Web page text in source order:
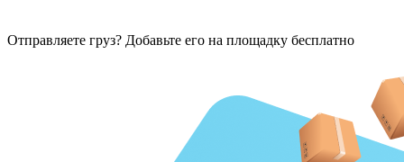
Отправляете груз? Добавьте его на площадку бесплатно